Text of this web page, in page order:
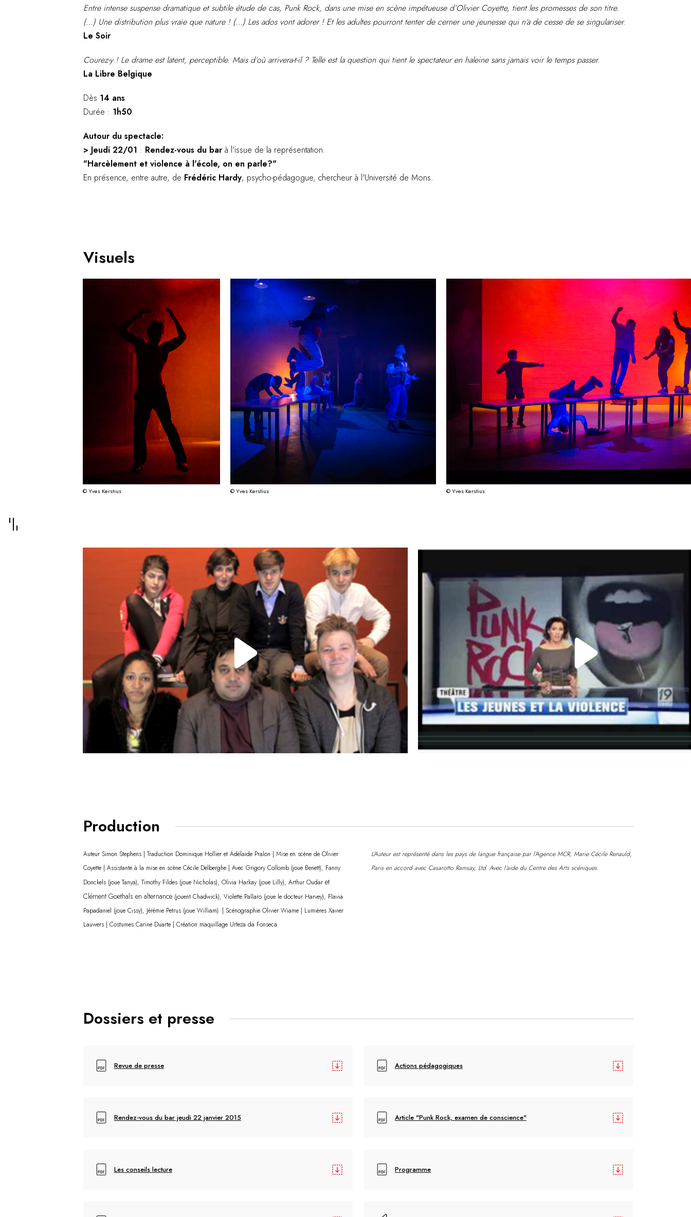
Entre intense suspense dramatique et subtile étude de cas, Punk Rock, dans une mise en scène impétueuse d’Olivier Coyette, tient les promesses de son titre.
(…) Une distribution plus vraie que nature ! (…) Les ados vont adorer ! Et les adultes pourront tenter de cerner une jeunesse qui n’a de cesse de se singulariser.
Le Soir
Courez-y ! Le drame est latent, perceptible. Mais d’où arrivera-t-il ? Telle est la question qui tient le spectateur en haleine sans jamais voir le temps passer.
La Libre Belgique
Dès 14 ans
Durée : 1h50
Autour du spectacle:
> Jeudi 22/01 : Rendez-vous du barà l'issue de la représentation.
"Harcèlement et violence à l'école, on en parle?"
En présence, entre autre, de Frédéric Hardy, psycho-pédagogue, chercheur à l'Université de Mons.
Visuels
© Yves Kerstius © Yves Kerstius © Yves Kerstius
Production
Auteur Simon Stephens | Traduction Dominique Hollier et Adélaïde Pralon | Mise en scène de Olivier
Coyette | Assistante à la mise en scène Cécile Delberghe | Avec Grigory Collomb (joue Benett), Fanny
Donckels (joue Tanya), Timothy Fildes (joue Nicholas), Olivia Harkay (joue Lilly), Arthur Oudar et
Clément Goethals en alternance (jouent Chadwick), Violette Pallaro (joue le docteur Harvey), Flavia
Papadaniel (joue Cissy), Jérémie Petrus (joue William). | Scénographie Olivier Wiame | Lumières Xavier
Lauwers | Costumes Carine Duarte | Création maquillage Urteza da Fonseca
L'Auteur est représenté dans les pays de langue française par l'Agence MCR, Marie Cécile Renauld,
Paris en accord avec Casarotto Ramsay, Ltd. Avec l’aide du Centre des Arts scéniques.
Dossiers et presse
Revue de presse Actions pédagogiques
Rendez-vous du bar jeudi 22 janvier 2015 Article "Punk Rock, examen de conscience"
Les conseils lecture Programme